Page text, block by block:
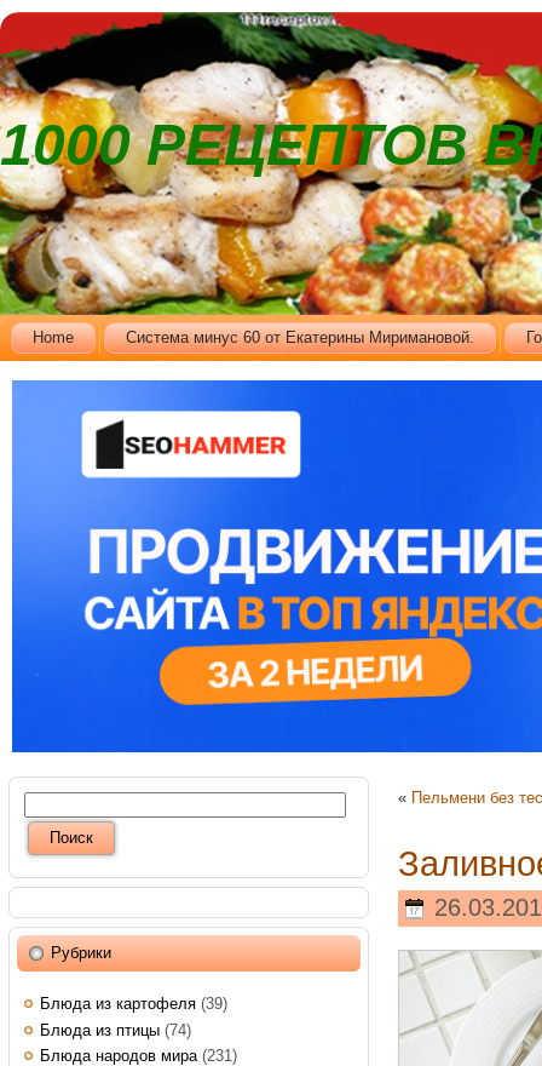
1000 РЕЦЕПТОВ
Home Cистема минус 60 от Екатерины Миримановой.
Рубрики
Блюда из картофеля (39)
Блюда из птицы (74)
Блюда народов мира(231)
« Пельмени без